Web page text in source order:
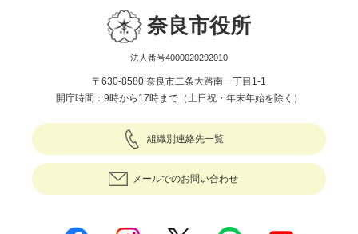
奈良市役所
法人番号4000020292010
〒630-8580 奈良市二条大路南一丁目1-1
開庁時間：9時から17時まで（土日祝・年末年始を除く）
組織別連絡先一覧
メールでのお問い合わせ